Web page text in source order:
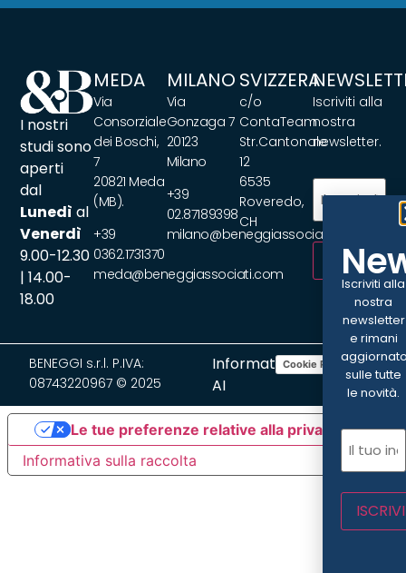
I nostri
studi sono
aperti
dal
Lunedì al
Venerdì
9.00-12.30
| 14.00-
18.00
MEDA
Via
Consorziale
dei Boschi,
7
20821 Meda
(MB).
+39
0362.1731370
meda@beneggiassociati.com
MILANO
Via
Gonzaga 7
20123
Milano
+39
02.87189398
milano@beneggiassociati.com
SVIZZERA
c/o
ContaTeam
Str.Cantonale
12
6535
Roveredo,
CH
Iscriviti alla
nostra
newsletter.
Email
ISCRIVITI
BENEGGI s.r.l. P.IVA:
08743220967 © 2025
Informativa
AI
Cookie PolicyPrivacy Policy
Informativa sulla raccolta
Le tue preferenze relative alla privacy
Iscriviti alla
nostra
newsletter
e rimani
sulle tutte
le novità.
Email